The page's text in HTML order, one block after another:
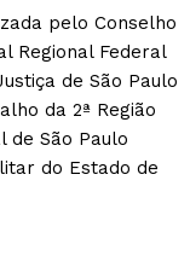
pelo Conselho
Regional Federal
de São Paulo
da 2ª Região
de São Paulo
do Estado de